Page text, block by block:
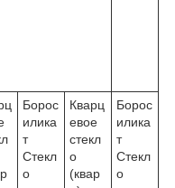
Борос
илика
т
Стекл
о
Кварц
евое
стекл
о
(квар
Борос
илика
т
Стекл
о